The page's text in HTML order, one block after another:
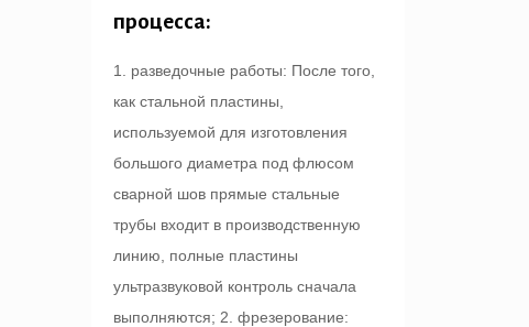
процесса:
1. разведочные работы: После того,
как стальной пластины,
используемой для изготовления
большого диаметра под флюсом
сварной шов прямые стальные
трубы входит в производственную
линию, полные пластины
ультразвуковой контроль сначала
выполняются; 2. фрезерование: